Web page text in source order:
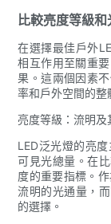
比較亮度等級
在選擇最佳戶外
相互作用至關重
果。這兩個因素
率和戶外空間的整
亮度等級：流明及
LED泛光燈的亮
可見光總量。在
度的重要指標。
流明的光通量，
的選擇。